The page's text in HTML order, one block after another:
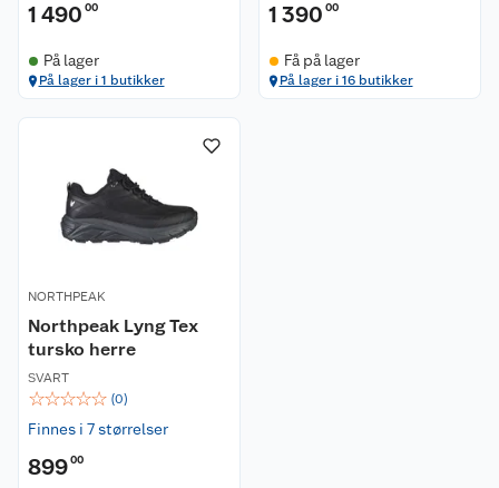
1 490 00
På lager
På lager i 1 butikker
1 390 00
Få på lager
På lager i 16 butikker
NORTHPEAK
Northpeak Lyng Tex
tursko herre
SVART
☆☆☆☆☆ (0)
Finnes i 7 størrelser
89900
Om oss
Våre butikker
Coop kjeder
Ledige stillinger
Bærekraft
Kundeservice
Kontakt oss
Angre- og returrett
Reklamasjon og garanti
Betalingsalternativer
Leveringsalternativer
Pakkesporing
Åpent kjøp
Coop medlem